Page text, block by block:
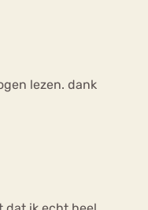
lezen. dank